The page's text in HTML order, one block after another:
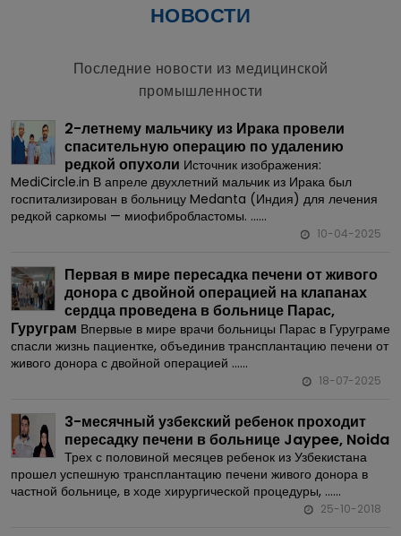
НОВОСТИ
Последние новости из медицинской
промышленности
2-летнему мальчику из Ирака провели
спасительную операцию по удалению
редкой опухоли Источник изображения:
MediCircle.in В апреле двухлетний мальчик из Ирака был
госпитализирован в больницу Medanta (Индия) для лечения
редкой саркомы — миофибробластомы. ......
10-04-2025
Первая в мире пересадка печени от живого
донора с двойной операцией на клапанах
сердца проведена в больнице Парас,
Гуруграм Впервые в мире врачи больницы Парас в Гуруграме
спасли жизнь пациентке, объединив трансплантацию печени от
живого донора с двойной операцией ......
18-07-2025
3-месячный узбекский ребенок проходит
пересадку печени в больнице Jaypee, Noida
Трех с половиной месяцев ребенок из Узбекистана
прошел успешную трансплантацию печени живого донора в
частной больнице, в ходе хирургической процедуры, ......
25-10-2018